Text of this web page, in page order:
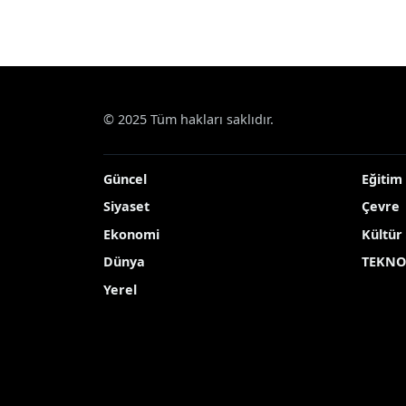
© 2025 Tüm hakları saklıdır.
Güncel
Siyaset
Ekonomi
Dünya
Yerel
Eğitim
Çevre
Kültür